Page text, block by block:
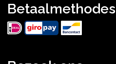
Betaalmethodes